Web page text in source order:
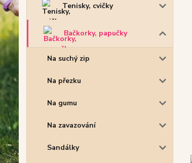
Tenisky, cvičky
Bačkorky, papučky
Na suchý zip
Na přezku
Na gumu
Na zavazování
Sandálky